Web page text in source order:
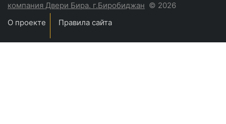
компания Двери Бира. г.Биробиджан © 2026
О проекте
Правила сайта